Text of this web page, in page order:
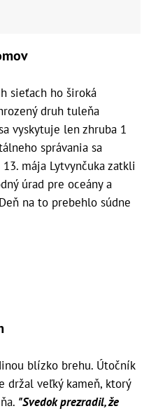
sieťach ho široká
druh tuleňa
vyskytuje len zhruba 1
správania sa
mája Lytvynčuka zatkli
úrad pre oceány a
na to prebehlo súdne
blízko brehu. Útočník
držal veľký kameň, ktorý
"Svedok prezradil, že